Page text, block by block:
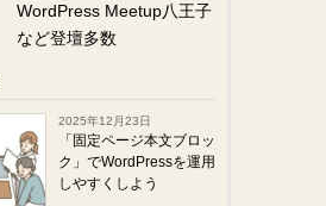
WordPress Meetup八王子
など登壇多数
2025年12月23日
「固定ページ本文ブロッ
ク」でWordPressを運用
しやすくしよう